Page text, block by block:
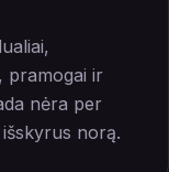
pramogai ir
nėra per
norą.